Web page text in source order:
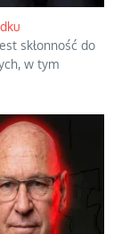
skłonność do
w tym